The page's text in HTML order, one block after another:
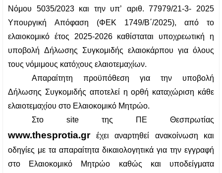
Νόμου 5035/2023 και την υπ’ αριθ. 77979/21-3- 2025
Υπουργική Απόφαση (ΦΕΚ 1749/Β΄/2025), από το
ελαιοκομικό έτος 2025-2026 καθίσταται υποχρεωτική η
υποβολή Δήλωσης Συγκομιδής ελαιοκάρπου για όλους
τους νόμιμους κατόχους ελαιοτεμαχίων.
Απαραίτητη προϋπόθεση για την υποβολή
Δήλωσης Συγκομιδής αποτελεί η ορθή καταχώριση κάθε
ελαιοτεμαχίου στο Ελαιοκομικό Μητρώο.
www.thesprotia.gr έχει αναρτηθεί ανακοίνωση και
οδηγίες με τα απαραίτητα δικαιολογητικά για την εγγραφή
στο Ελαιοκομικό Μητρώο καθώς και υποδείγματα